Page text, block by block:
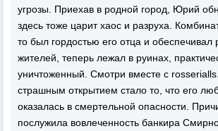
угрозы. Приехав в родной город, Юрий
здесь тоже царит хаос и разруха.
то был гордостью его отца и обеспечивал
жителей, теперь лежал в руинах,
уничтоженный. Смотри вместе с
страшным открытием стало то, что его
оказалась в смертельной опасности.
послужила вовлеченность банкира